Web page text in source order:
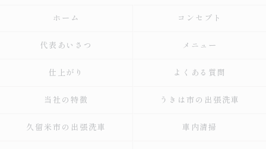
ホーム コンセプト
代表あいさつ メニュー
仕上がり よくある質問
当社の特徴 うきは市の出張洗車
久留米市の出張洗車 車内清掃